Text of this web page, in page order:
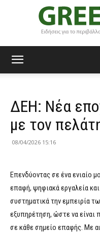
ΔΕΗ: Νέα
με τον
08/04/2026 15:16
Επενδύοντας σε ένα ενιαίο
επαφή, ψηφιακά εργαλεία
συστηματικά την εμπειρία
εξυπηρέτηση, ώστε να είναι
σε κάθε σημείο επαφής. Με